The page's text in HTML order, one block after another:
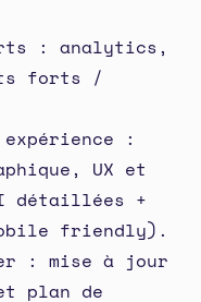
: analytics,
forts /
:
UX et
détaillées +
friendly).
: mise à jour
plan de